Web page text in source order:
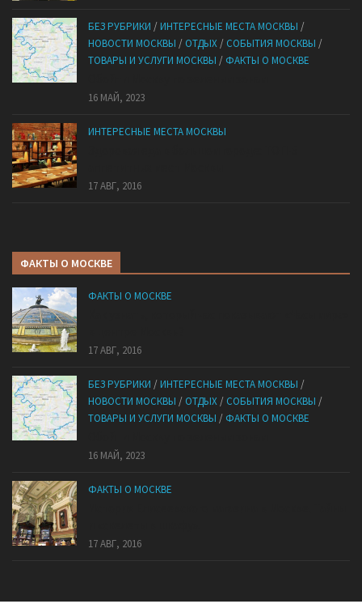
БЕЗ РУБРИКИ /ИНТЕРЕСНЫЕ МЕСТА МОСКВЫ /
НОВОСТИ МОСКВЫ / ОТДЫХ / СОБЫТИЯ МОСКВЫ /
ТОВАРЫ И УСЛУГИ МОСКВЫ / ФАКТЫ О МОСКВЕ
16 МАЙ, 2023
ИНТЕРЕСНЫЕ МЕСТА МОСКВЫ
17 АВГ, 2016
ФАКТЫ О МОСКВЕ
ФАКТЫ О МОСКВЕ
17 АВГ, 2016
БЕЗ РУБРИКИ /ИНТЕРЕСНЫЕ МЕСТА МОСКВЫ /
НОВОСТИ МОСКВЫ / ОТДЫХ / СОБЫТИЯ МОСКВЫ /
ТОВАРЫ И УСЛУГИ МОСКВЫ / ФАКТЫ О МОСКВЕ
16 МАЙ, 2023
ФАКТЫ О МОСКВЕ
17 АВГ, 2016